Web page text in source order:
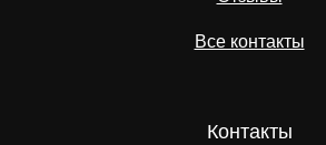
Все контакты
Контакты